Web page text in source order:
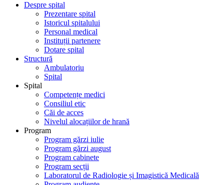
Despre spital
Prezentare spital
Istoricul spitalului
Personal medical
Instituții partenere
Dotare spital
Structură
Ambulatoriu
Spital
Spital
Competențe medici
Consiliul etic
Căi de acces
Nivelul alocațiilor de hrană
Program
Program gărzi iulie
Program gărzi august
Program cabinete
Program secții
Laboratorul de Radiologie și Imagistică Medicală